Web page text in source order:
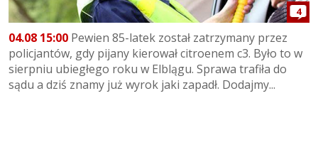
4
04.08 15:00 Pewien 85-latek został zatrzymany przez
policjantów, gdy pijany kierował citroenem c3. Było to w
sierpniu ubiegłego roku w Elblągu. Sprawa trafiła do
sądu a dziś znamy już wyrok jaki zapadł. Dodajmy...